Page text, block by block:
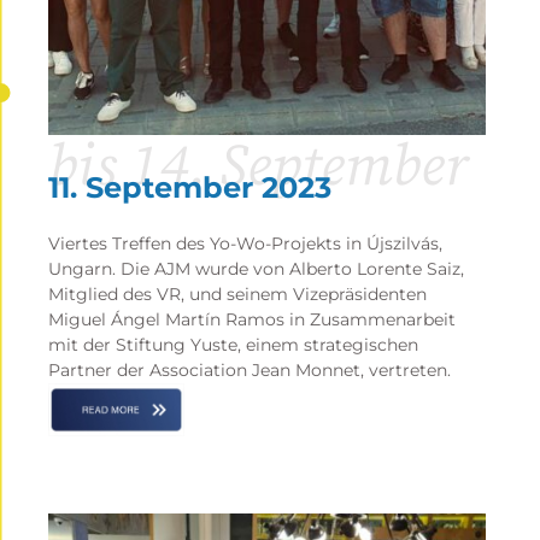
11. September 2023
bis 14. September
Viertes Treffen des Yo-Wo-Projekts in Újszilvás,
Ungarn. Die AJM wurde von Alberto Lorente Saiz,
Mitglied des VR, und seinem Vizepräsidenten
Miguel Ángel Martín Ramos in Zusammenarbeit
mit der Stiftung Yuste, einem strategischen
Partner der Association Jean Monnet, vertreten.